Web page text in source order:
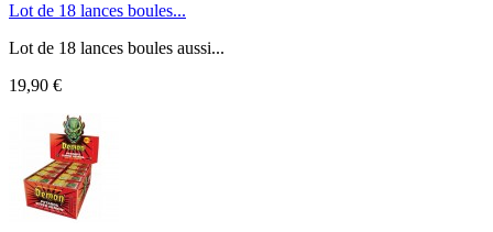
Lot de 18 lances boules...
Lot de 18 lances boules aussi...
19,90 €